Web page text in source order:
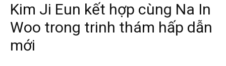
Kim Ji Eun kết hợp cùng Na In
Woo trong trinh thám hấp dẫn
mới